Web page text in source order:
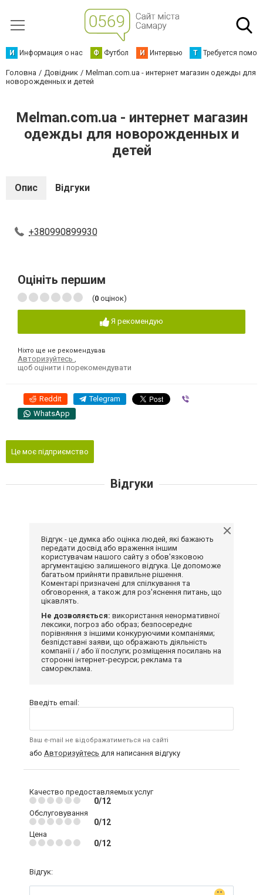
И Информация о нас Ф Футбол И Интервью Т Требуется
Головна Довідник
Melman.com.ua - интернет магазин одежды для
новорожденных и детей
Melman.com.ua - интернет магазин
одежды для новорожденных и
детей
Опис Відгуки
+380990899930
Оцініть першим
(0 оцінок)
Я рекомендую
Ніхто ще не рекомендував
Авторизуйтесь
щоб оцінити і порекомендувати
Reddit Telegram
WhatsApp
Це моє підприємство
Відгуки
Відгук - це думка або оцінка людей, які бажають
передати досвід або враження іншим
користувачам нашого сайту з обов'язковою
аргументацією залишеного відгука. Це допоможе
багатьом прийняти правильне рішення.
Коментарі призначені для спілкування та
обговорення, а також для роз'яснення питань, що
цікавлять.
Не дозволяється: використання ненормативної
лексики, погроз або образ; безпосереднє
порівняння з іншими конкуруючими компаніями;
безпідставні заяви, що ображають діяльність
компанії і / або її послуги; розміщення посилань на
сторонні інтернет-ресурси; реклама та
самореклама.
Введіть email:
Ваш e-mail не відображатиметься на сайті
або Авторизуйтесь для написання відгуку
Качество предоставляемых услуг
0/12
Обслуговування
0/12
Цена
0/12
Відгук: